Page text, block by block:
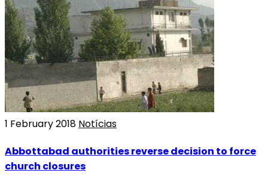
1 February 2018 Notícias
Abbottabad authorities reverse decision to force
church closures